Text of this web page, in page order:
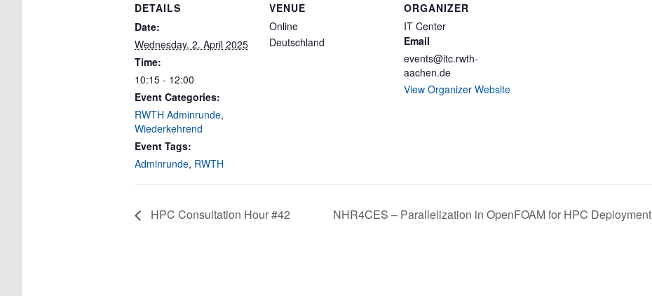
DETAILS
Date:
Wednesday, 2. April 2025
Time:
10:15 - 12:00
Event Categories:
RWTH Adminrunde,
Wiederkehrend
Event Tags:
Adminrunde, RWTH
VENUE
Online
Deutschland
ORGANIZER
IT Center
Email
events@itc.rwth-
aachen.de
View Organizer Website
HPC Consultation Hour #42 NHR4CES – Parallelization in OpenFOAM for HPC Deployment